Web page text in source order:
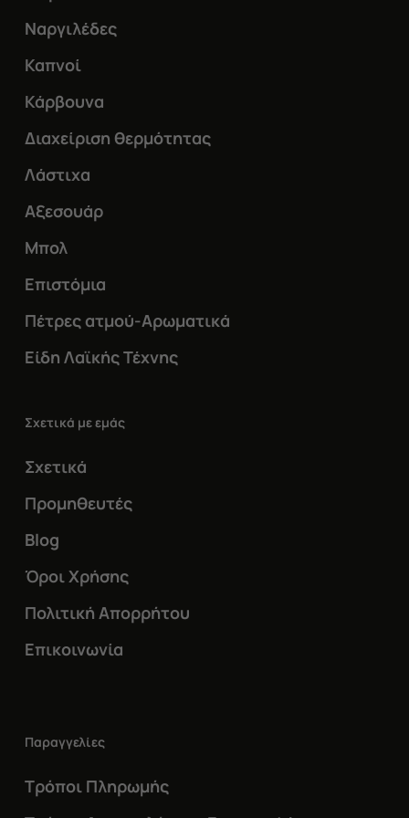
Ναργιλέδες
Καπνοί
Κάρβουνα
Διαχείριση θερμότητας
Λάστιχα
Αξεσουάρ
Μπολ
Επιστόμια
Πέτρες ατμού-Αρωματικά
Είδη Λαϊκής Τέχνης
Σχετικά με εμάς
Σχετικά
Προμηθευτές
Blog
Όροι Χρήσης
Πολιτική Απορρήτου
Επικοινωνία
Παραγγελίες
Τρόποι Πληρωμής